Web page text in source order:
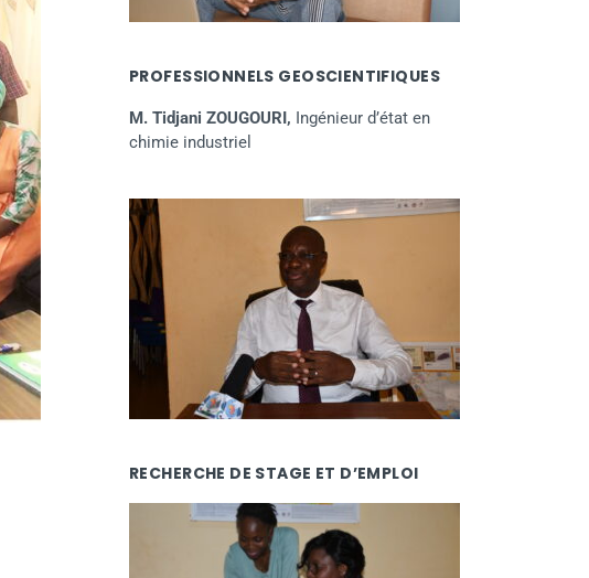
PROFESSIONNELS GEOSCIENTIFIQUES
M. Tidjani ZOUGOURI, Ingénieur d’état en
chimie industriel
RECHERCHE DE STAGE ET D’EMPLOI